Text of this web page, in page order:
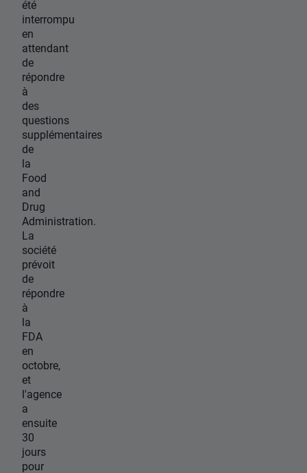
été
interrompu
en
attendant
de
répondre
à
des
questions
supplémentaires
de
la
Food
and
Drug
Administration.
La
société
prévoit
de
répondre
à
la
FDA
en
octobre,
et
l'agence
a
ensuite
30
jours
pour